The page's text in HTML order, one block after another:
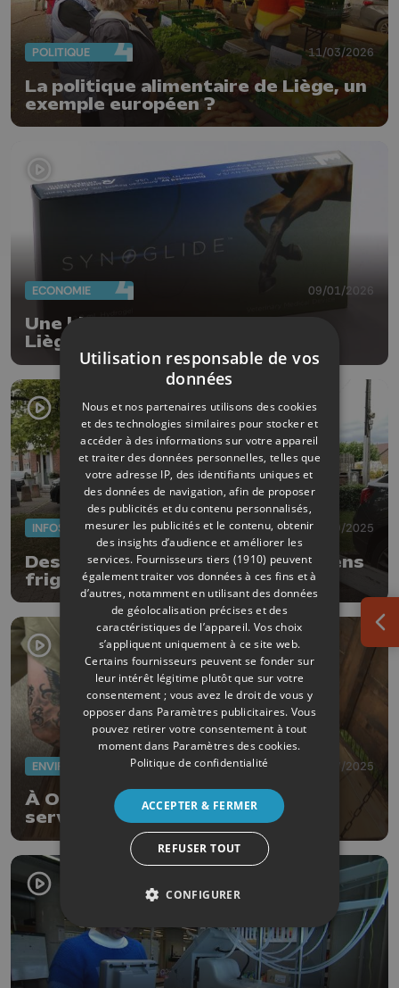
POLITIQUE 11/03/2026
La politique alimentaire de Liège, un
exemple européen ?
ECONOMIE 09/01/2026
Une biotech flamande mise sur
Liège pour révolutionner le
traitement de l’arthrose
INFOS 03/09/2025
Des boîtes à livres dans des anciens
frigos
22/07/2025
À Oupeye, des légumes en libre-
service en échange d'un euro
Utilisation responsable de vos
données
Nous et nos partenaires utilisons des cookies
et des technologies similaires pour stocker et
accéder à des informations sur votre appareil
et traiter des données personnelles, telles que
votre adresse IP, des identifiants uniques et
des données de navigation, afin de proposer
des publicités et du contenu personnalisés,
mesurer les publicités et le contenu, obtenir
des insights d’audience et améliorer les
services. Fournisseurs tiers (1910) peuvent
également traiter vos données à ces fins et à
d’autres, notamment en utilisant des données
de géolocalisation précises et des
caractéristiques de l’appareil. Vos choix
s’appliquent uniquement à ce site web.
Certains fournisseurs peuvent se fonder sur
leur intérêt légitime plutôt que sur votre
consentement ; vous avez le droit de vous y
opposer dans Paramètres publicitaires. Vous
pouvez retirer votre consentement à tout
moment dans Paramètres des cookies.
Politique de confidentialité
ACCEPTER & FERMER
REFUSER TOUT
CONFIGURER